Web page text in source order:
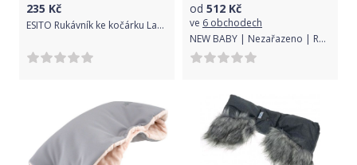
235 Kč
ESITO Rukávník ke kočárku Lara, Barva šedá / modrá
od 512 Kč
ve 6 obchodech
NEW BABY | Nezařazeno | Rukávník na kočárek 2v1 New Baby s kožešinkou graphite | Šedá |